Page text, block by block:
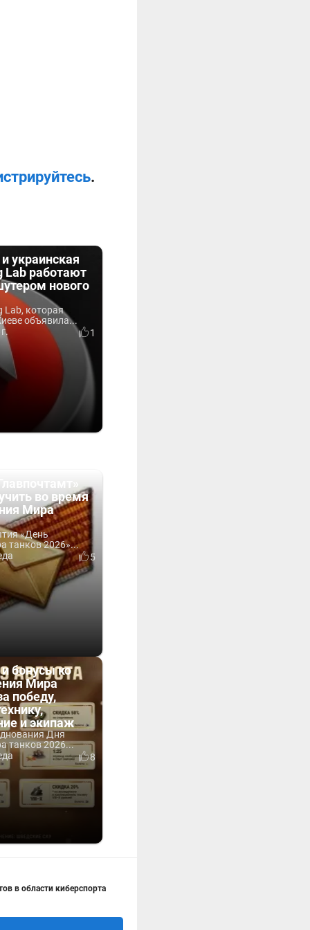
.
украинская
Lab работают
нового
Lab, которая
объявила...
1
во время
Мира
«День
танков 2026»...
5
бонусы ко
Мира
победу,
и экипаж
Дня
танков 2026...
8
в области киберспорта